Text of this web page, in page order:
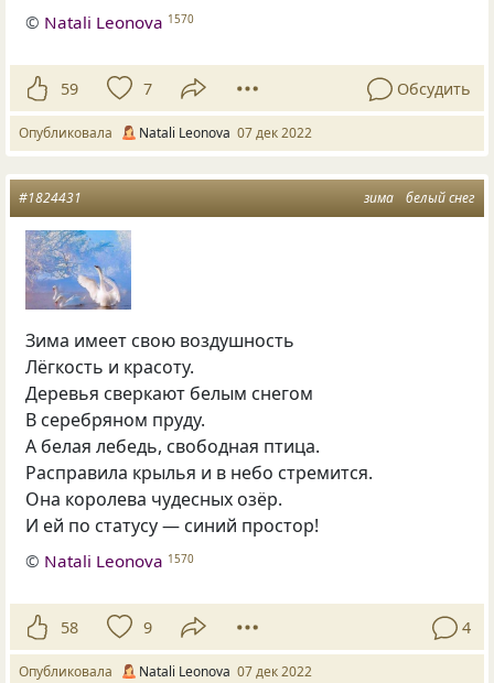
© Natali Leonova 1570
59 7 Обсудить
Опубликовала Natali Leonova 07 дек 2022
зима белый снег
#1824431
Зима имеет свою воздушность
Лёгкость и красоту.
Деревья сверкают белым снегом
В серебряном пруду.
А белая лебедь, свободная птица.
Расправила крылья и в небо стремится.
Она королева чудесных озёр.
И ей по статусу — синий простор!
© Natali Leonova 1570
58 9 4
Опубликовала Natali Leonova 07 дек 2022